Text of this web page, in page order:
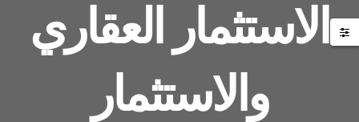
الاستثمار العقاري
والاستثمار